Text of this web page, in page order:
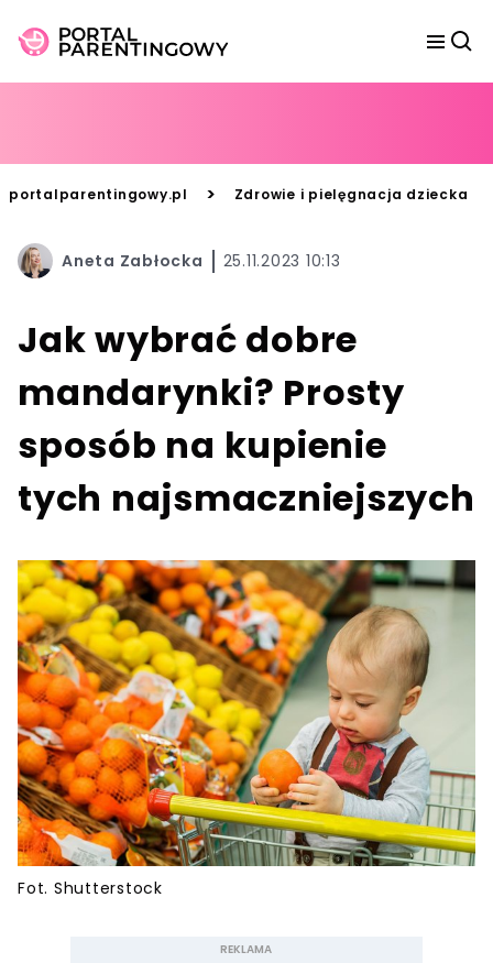
portalparentingowy.pl > Zdrowie i pielęgnacja dziecka
Aneta Zabłocka 25.11.2023 10:13
Jak wybrać dobre
mandarynki? Prosty
sposób na kupienie
tych najsmaczniejszych
Fot. Shutterstock